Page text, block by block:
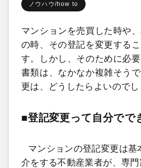
ノウハウ/how to
マンションを売買した時や
の時、その登記を変更する
す。しかし、そのために必
書類は、なかなか複雑そう
更は、どうしたらよいのでし
■登記変更って自分でで
マンションの登記変更は基
介をする不動産業者が、専